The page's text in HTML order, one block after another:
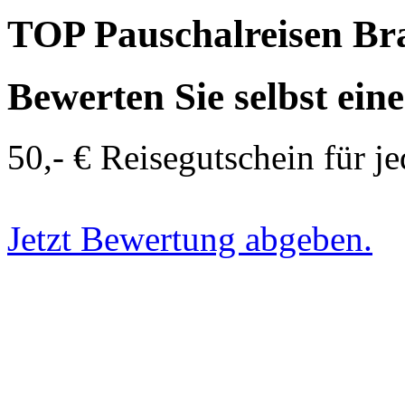
TOP Pauschalreisen
Bewerten Sie selbst
50,- € Reisegutschein für
Jetzt Bewertung abgeben.